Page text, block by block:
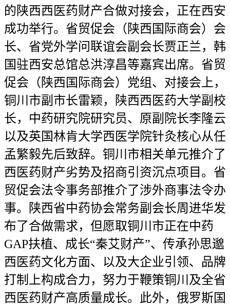
的陕西西医药财产合做对接会，正在西安
成功举行。省贸促会（陕西国际商会）会
长、省党外学问联谊会副会长贾正兰，韩
国驻西安总馆总洪淳昌等嘉宾出席。省贸
促会（陕西国际商会）党组、对接会上，
铜川市副市长雷颖，陕西西医药大学副校
长，中药研究院研究员、原副院长李隆云
以及英国林肯大学西医学院针灸核心从任
孟繁毅先后致辞。铜川市相关单元推介了
西医药财产劣势及招商引资沉点项目。省
贸促会法令事务部推介了涉外商事法令办
事。陕西省中药协会常务副会长周进华发
布了合做需求，但愿取铜川市正在中药
GAP扶植、成长“秦艾财产”、传承孙思邈
西医药文化方面、以及大企业引领、品牌
打制上构成合力，努力于鞭策铜川及全省
西医药财产高质量成长。此外，俄罗斯国